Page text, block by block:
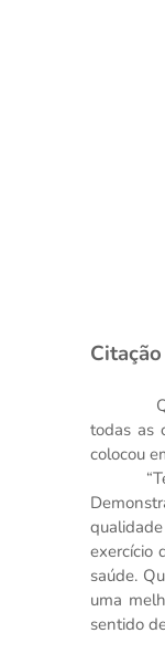
todas as
colocou
“Ter
exercício
saúde.
uma
sentido